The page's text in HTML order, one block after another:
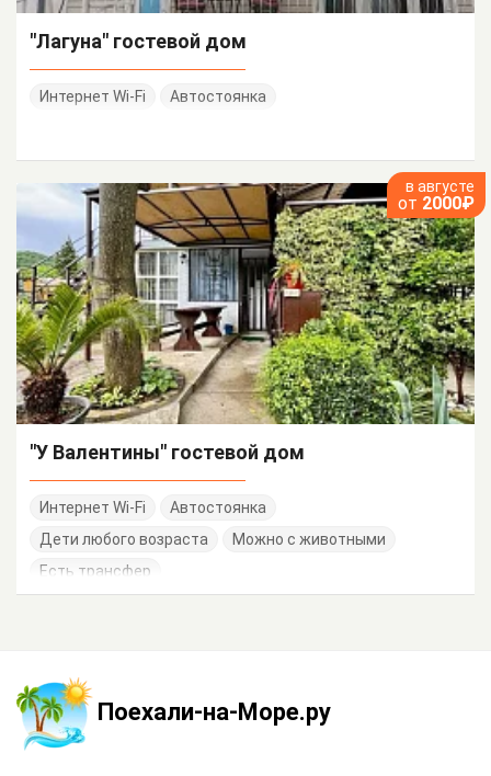
"Лагуна" гостевой дом
Интернет Wi-Fi Автостоянка
в августе
от 2000₽
"У Валентины" гостевой дом
Интернет Wi-Fi
Автостоянка
Дети любого возраста
Можно с животными
Есть трансфер
Поехали-на-Море.ру